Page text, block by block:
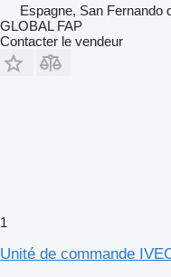
Espagne, San Fernando
GLOBAL FAP
Contacter le vendeur
1
Unité de commande